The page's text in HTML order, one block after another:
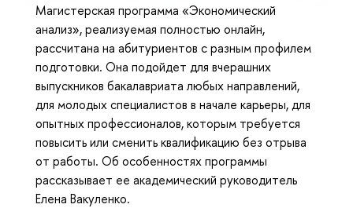
Магистерская программа «Экономический
анализ», реализуемая полностью онлайн,
рассчитана на абитуриентов с разным профилем
подготовки. Она подойдет для вчерашних
выпускников бакалавриата любых направлений,
для молодых специалистов в начале карьеры, для
опытных профессионалов, которым требуется
повысить или сменить квалификацию без отрыва
от работы. Об особенностях программы
рассказывает ее академический руководитель
Елена Вакуленко.